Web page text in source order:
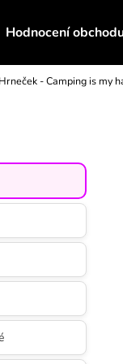
Hodnocení
Hrneček - Camping is my